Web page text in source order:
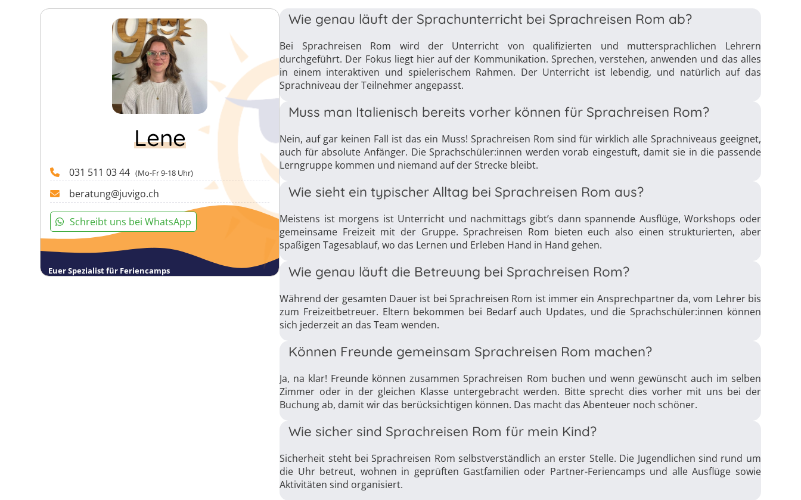
Lene
031 511 03 44 (Mo-Fr 9-18 Uhr)
beratung@juvigo.ch
Schreibt uns bei WhatsApp
Euer Spezialist für Feriencamps
Wie genau läuft der Sprachunterricht bei Sprachreisen Rom ab?
Bei Sprachreisen Rom wird der Unterricht von qualifizierten und muttersprachlichen Lehrern
durchgeführt. Der Fokus liegt hier auf der Kommunikation. Sprechen, verstehen, anwenden und das alles
in einem interaktiven und spielerischem Rahmen. Der Unterricht ist lebendig, und natürlich auf das
Sprachniveau der Teilnehmer angepasst.
Muss man Italienisch bereits vorher können für Sprachreisen Rom?
Nein, auf gar keinen Fall ist das ein Muss! Sprachreisen Rom sind für wirklich alle Sprachniveaus geeignet,
auch für absolute Anfänger. Die Sprachschüler:innen werden vorab eingestuft, damit sie in die passende
Lerngruppe kommen und niemand auf der Strecke bleibt.
Wie sieht ein typischer Alltag bei Sprachreisen Rom aus?
Meistens ist morgens ist Unterricht und nachmittags gibt’s dann spannende Ausflüge, Workshops oder
gemeinsame Freizeit mit der Gruppe. Sprachreisen Rom bieten euch also einen strukturierten, aber
spaßigen Tagesablauf, wo das Lernen und Erleben Hand in Hand gehen.
Wie genau läuft die Betreuung bei Sprachreisen Rom?
Während der gesamten Dauer ist bei Sprachreisen Rom ist immer ein Ansprechpartner da, vom Lehrer bis
zum Freizeitbetreuer. Eltern bekommen bei Bedarf auch Updates, und die Sprachschüler:innen können
sich jederzeit an das Team wenden.
Können Freunde gemeinsam Sprachreisen Rom machen?
Ja, na klar! Freunde können zusammen Sprachreisen Rom buchen und wenn gewünscht auch im selben
Zimmer oder in der gleichen Klasse untergebracht werden. Bitte sprecht dies vorher mit uns bei der
Buchung ab, damit wir das berücksichtigen können. Das macht das Abenteuer noch schöner.
Wie sicher sind Sprachreisen Rom für mein Kind?
Sicherheit steht bei Sprachreisen Rom selbstverständlich an erster Stelle. Die Jugendlichen sind rund um
die Uhr betreut, wohnen in geprüften Gastfamilien oder Partner-Feriencamps und alle Ausflüge sowie
Aktivitäten sind organisiert.